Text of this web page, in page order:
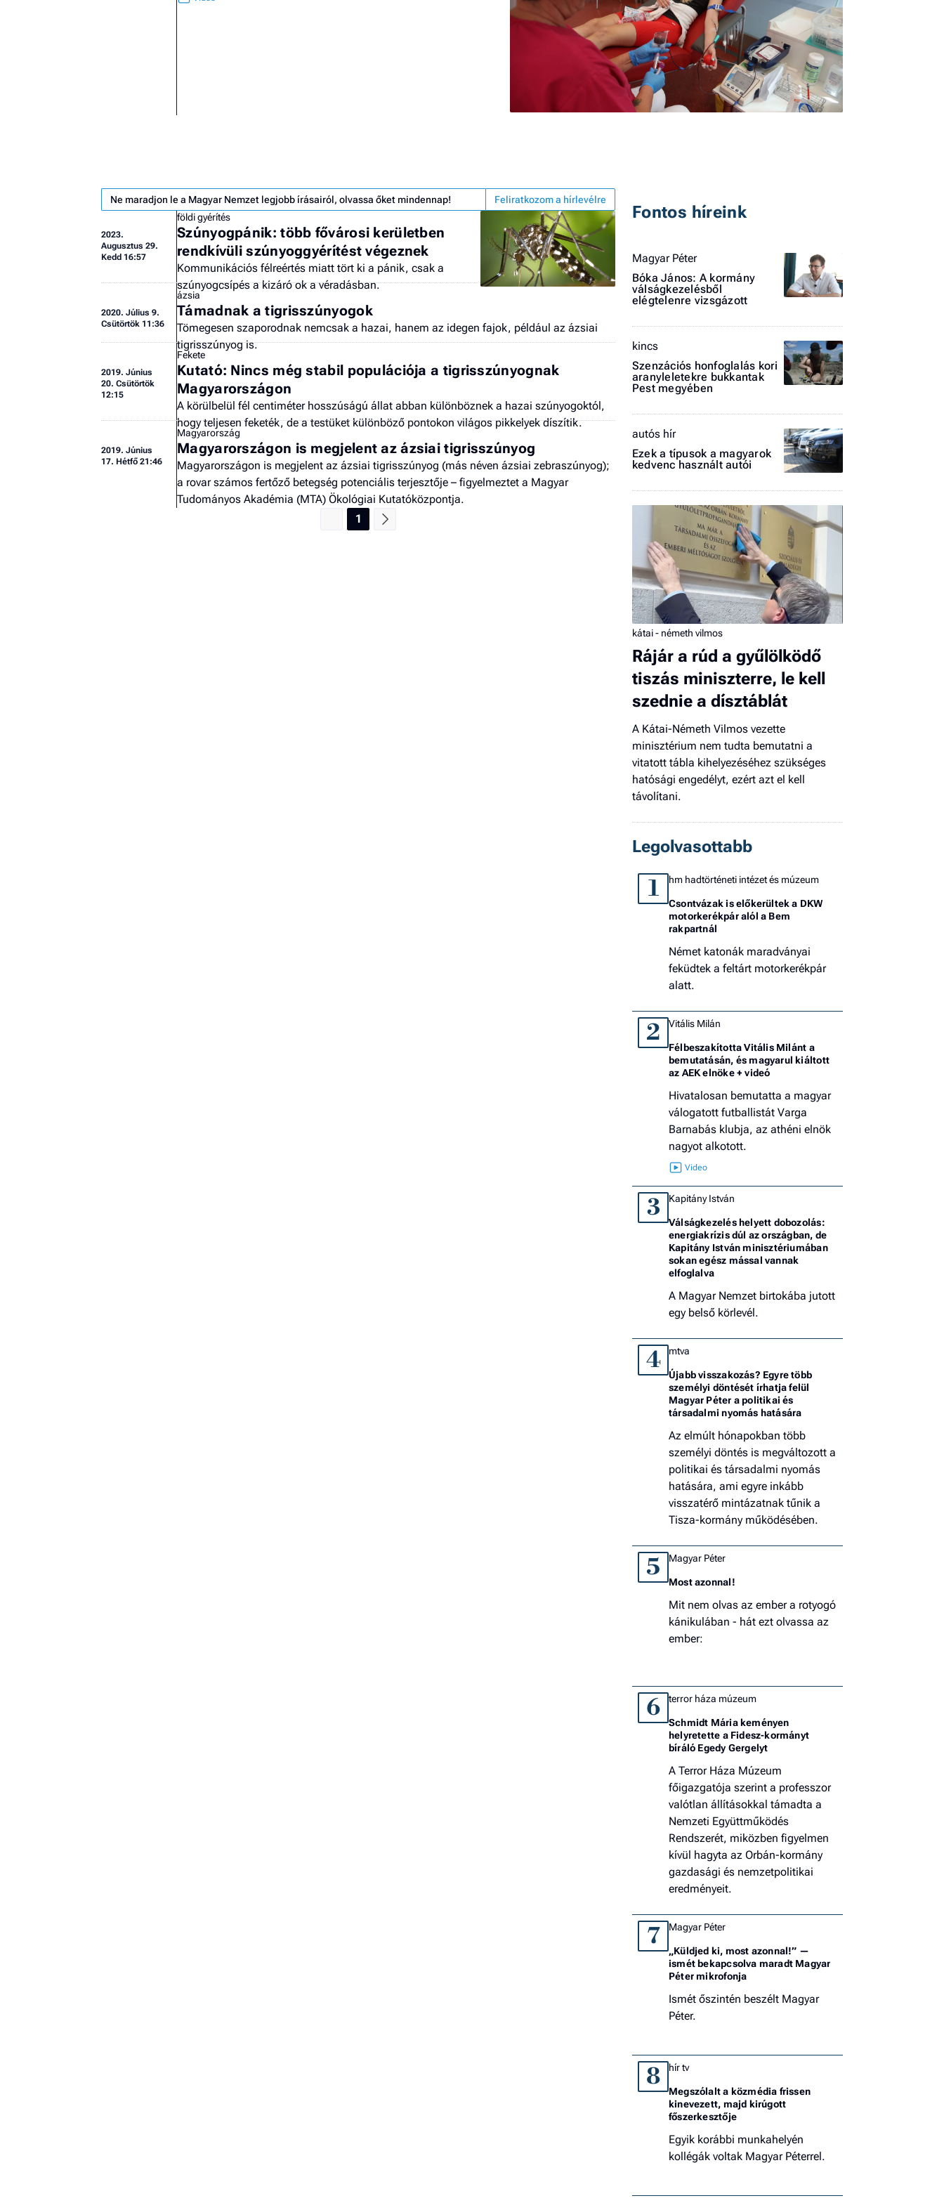
Ne maradjon le a Magyar Nemzet legjobb írásairól, olvassa őket mindennap! Feliratkozom a hírlevélre
2023.
Augusztus 29.
Kedd 16:57
földi gyérítés
Szúnyogpánik: több fővárosi kerületben
rendkívüli szúnyoggyérítést végeznek
Kommunikációs félreértés miatt tört ki a pánik, csak a
szúnyogcsípés a kizáró ok a véradásban.
2020. Július 9.
Csütörtök 11:36
ázsia
Támadnak a tigrisszúnyogok
Tömegesen szaporodnak nemcsak a hazai, hanem az idegen fajok, például az ázsiai
tigrisszúnyog is.
2019. Június
20. Csütörtök
12:15
Fekete
Kutató: Nincs még stabil populációja a tigrisszúnyognak
Magyarországon
A körülbelül fél centiméter hosszúságú állat abban különböznek a hazai szúnyogoktól,
hogy teljesen feketék, de a testüket különböző pontokon világos pikkelyek díszítik.
2019. Június
17. Hétfő 21:46
Magyarország
Magyarországon is megjelent az ázsiai tigrisszúnyog
Magyarországon is megjelent az ázsiai tigrisszúnyog (más néven ázsiai zebraszúnyog);
a rovar számos fertőző betegség potenciális terjesztője – figyelmeztet a Magyar
Tudományos Akadémia (MTA) Ökológiai Kutatóközpontja.
1
Fontos híreink
Magyar Péter
Bóka János: A kormány
válságkezelésből
elégtelenre vizsgázott
kincs
Szenzációs honfoglalás kori
aranyleletekre bukkantak
Pest megyében
autós hír
Ezek a típusok a magyarok
kedvenc használt autói
kátai - németh vilmos
Rájár a rúd a gyűlölködő
tiszás miniszterre, le kell
szednie a dísztáblát
A Kátai-Németh Vilmos vezette
minisztérium nem tudta bemutatni a
vitatott tábla kihelyezéséhez szükséges
hatósági engedélyt, ezért azt el kell
távolítani.
Legolvasottabb
1 hm hadtörténeti intézet és múzeum
Csontvázak is előkerültek a DKW
motorkerékpár alól a Bem
rakpartnál
Német katonák maradványai
feküdtek a feltárt motorkerékpár
alatt.
2 Vitális Milán
Félbeszakította Vitális Milánt a
bemutatásán, és magyarul kiáltott
az AEK elnöke + videó
Hivatalosan bemutatta a magyar
válogatott futballistát Varga
Barnabás klubja, az athéni elnök
nagyot alkotott.
3 Kapitány István
Válságkezelés helyett dobozolás:
energiakrízis dúl az országban, de
Kapitány István minisztériumában
sokan egész mással vannak
elfoglalva
A Magyar Nemzet birtokába jutott
egy belső körlevél.
4 mtva
Újabb visszakozás? Egyre több
személyi döntését írhatja felül
Magyar Péter a politikai és
társadalmi nyomás hatására
Az elmúlt hónapokban több
személyi döntés is megváltozott a
politikai és társadalmi nyomás
hatására, ami egyre inkább
visszatérő mintázatnak tűnik a
Tisza-kormány működésében.
5 Magyar Péter
Most azonnal!
Mit nem olvas az ember a rotyogó
kánikulában - hát ezt olvassa az
ember:
6 terror háza múzeum
Schmidt Mária keményen
helyretette a Fidesz-kormányt
bíráló Egedy Gergelyt
A Terror Háza Múzeum
főigazgatója szerint a professzor
valótlan állításokkal támadta a
Nemzeti Együttműködés
Rendszerét, miközben figyelmen
kívül hagyta az Orbán-kormány
gazdasági és nemzetpolitikai
eredményeit.
7 Magyar Péter
„Küldjed ki, most azonnal!” —
ismét bekapcsolva maradt Magyar
Péter mikrofonja
Ismét őszintén beszélt Magyar
Péter.
8 hír tv
Megszólalt a közmédia frissen
kinevezett, majd kirúgott
főszerkesztője
Egyik korábbi munkahelyén
kollégák voltak Magyar Péterrel.